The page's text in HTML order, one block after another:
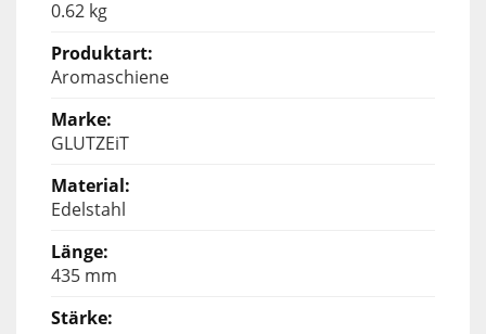
0.62 kg
Aromaschiene
GLUTZEiT
Edelstahl
435 mm